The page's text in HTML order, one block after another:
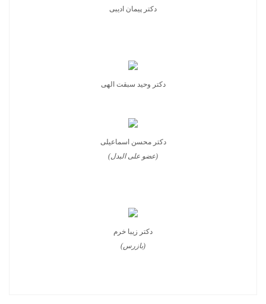
دکتر پیمان ادیبی
دکتر وحید سبقت الهی
دکتر محسن اسماعیلی
(عضو علی البدل)
دکتر زیبا خرم
(بازرس)